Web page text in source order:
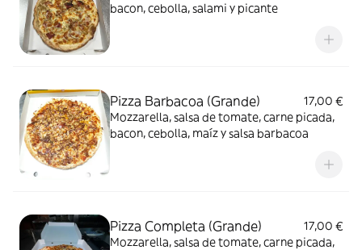
bacon, cebolla, salami y picante
Pizza Barbacoa (Grande)
17,00 €
Mozzarella, salsa de tomate, carne picada,
bacon, cebolla, maíz y salsa barbacoa
Pizza Completa (Grande)
17,00 €
Mozzarella, salsa de tomate, carne picada,